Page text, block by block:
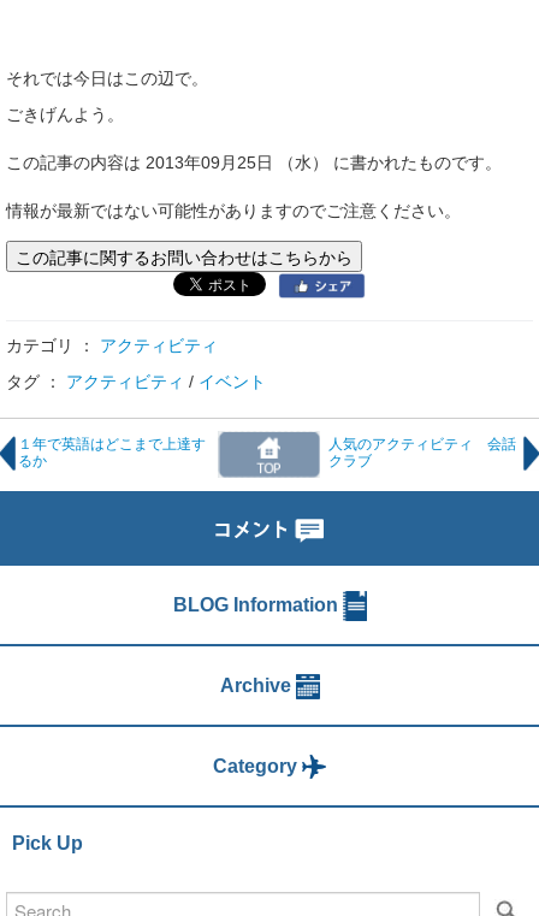
それでは今日はこの辺で。
ごきげんよう。
この記事の内容は 2013年09月25日 （水） に書かれたものです。
情報が最新ではない可能性がありますのでご注意ください。
この記事に関するお問い合わせはこちらから
カテゴリ ： アクティビティ
タグ ： アクティビティ / イベント
１年で英語はどこまで上達す
るか
人気のアクティビティ 会話
クラブ
BLOG Information
Archive
Category
Pick Up